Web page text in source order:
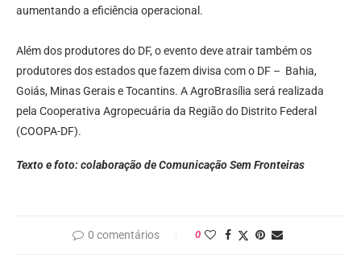
aumentando a eficiência operacional.
Além dos produtores do DF, o evento deve atrair também os
produtores dos estados que fazem divisa com o DF – Bahia,
Goiás, Minas Gerais e Tocantins. A AgroBrasília será realizada
pela Cooperativa Agropecuária da Região do Distrito Federal
(COOPA-DF).
Texto e foto: colaboração de Comunicação Sem Fronteiras
0 comentários 0